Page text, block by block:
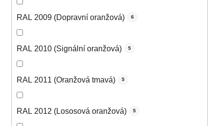
RAL 2009 (Dopravní oranžová) 6
RAL 2010 (Signální oranžová) 5
RAL 2011 (Oranžová tmavá) 5
RAL 2012 (Lososová oranžová) 5